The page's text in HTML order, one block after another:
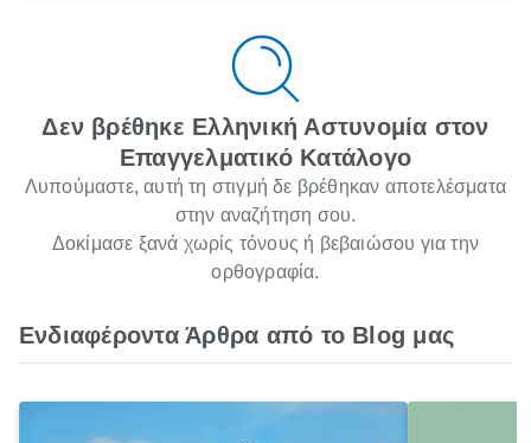
Δεν βρέθηκε Ελληνική Αστυνομία στον
Επαγγελματικό Κατάλογο
Λυπούμαστε, αυτή τη στιγμή δε βρέθηκαν αποτελέσματα
στην αναζήτηση σου.
Δοκίμασε ξανά χωρίς τόνους ή βεβαιώσου για την
ορθογραφία.
Ενδιαφέροντα Άρθρα από το Blog μας